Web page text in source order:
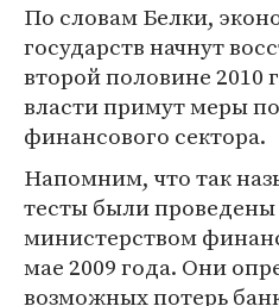
По словам Белки,
государств начнут
второй половине 2010
власти примут меры
финансового сектора.
Напомним, что так
тесты были
министерством
мае 2009 года. Они
возможных потерь